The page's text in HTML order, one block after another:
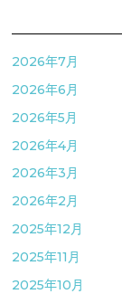
2026年7月
2026年6月
2026年5月
2026年4月
2026年3月
2026年2月
2025年12月
2025年11月
2025年10月